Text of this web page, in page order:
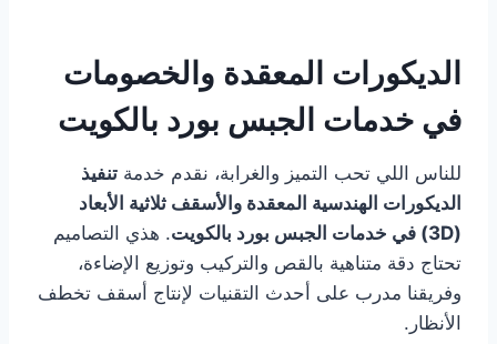
الديكورات المعقدة والخصومات
في خدمات الجبس بورد بالكويت
للناس اللي تحب التميز والغرابة، نقدم خدمة تنفيذ
الديكورات الهندسية المعقدة والأسقف ثلاثية الأبعاد
(3D) في خدمات الجبس بورد بالكويت
. هذي التصاميم
تحتاج دقة متناهية بالقص والتركيب وتوزيع الإضاءة،
وفريقنا مدرب على أحدث التقنيات لإنتاج أسقف تخطف
الأنظار.